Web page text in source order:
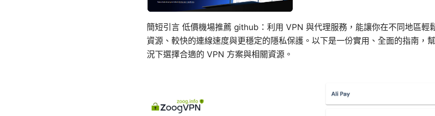
簡短引言 低價機場推薦 github：利用 VPN 與代理服務，能讓你在不同地區輕
資源、較快的連線速度與更穩定的隱私保護。以下是一份實用、全面的指南，
況下選擇合適的 VPN 方案與相關資源。